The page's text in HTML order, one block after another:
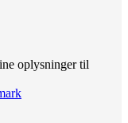
oplysninger til